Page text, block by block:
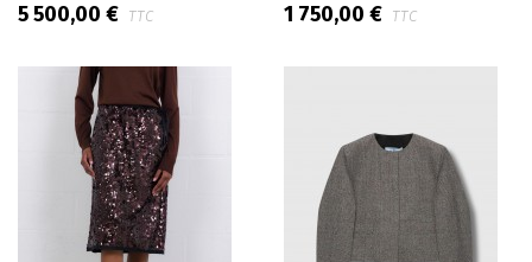
5 500,00 € TTC 1 750,00 € TTC